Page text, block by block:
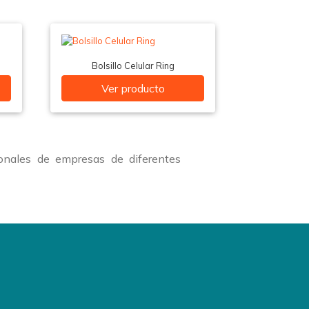
Bolsillo Celular Ring
Ver producto
de empresas de diferentes